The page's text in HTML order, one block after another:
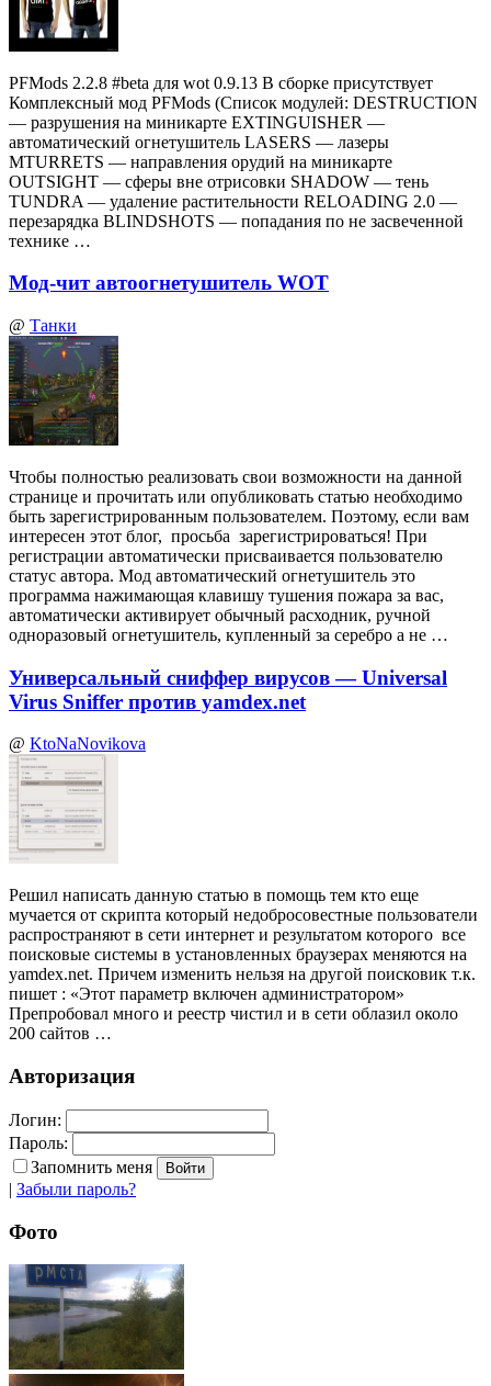
PFMods 2.2.8 #beta для wot 0.9.13 В сборке присутствует
Комплексный мод PFMods (Список модулей: DESTRUCTION
— разрушения на миникарте EXTINGUISHER —
автоматический огнетушитель LASERS — лазеры
MTURRETS — направления орудий на миникарте
OUTSIGHT — сферы вне отрисовки SHADOW — тень
TUNDRA — удаление растительности RELOADING 2.0 —
перезарядка BLINDSHOTS — попадания по не засвеченной
технике …
Мод-чит автоогнетушитель WOT
@ Танки
Чтобы полностью реализовать свои возможности на данной
странице и прочитать или опубликовать статью необходимо
быть зарегистрированным пользователем. Поэтому, если вам
интересен этот блог, просьба зарегистрироваться! При
регистрации автоматически присваивается пользователю
статус автора. Мод автоматический огнетушитель это
программа нажимающая клавишу тушения пожара за вас,
автоматически активирует обычный расходник, ручной
одноразовый огнетушитель, купленный за серебро а не …
Универсальный сниффер вирусов — Universal
Virus Sniffer против yamdex.net
@ KtoNaNovikova
Решил написать данную статью в помощь тем кто еще
мучается от скрипта который недобросовестные пользователи
распространяют в сети интернет и результатом которого все
поисковые системы в установленных браузерах меняются на
yamdex.net. Причем изменить нельзя на другой поисковик т.к.
пишет : «Этот параметр включен администратором»
Препробовал много и реестр чистил и в сети облазил около
200 сайтов …
Авторизация
Логин:
Пароль:
Запомнить меня
| Забыли пароль?
Фото